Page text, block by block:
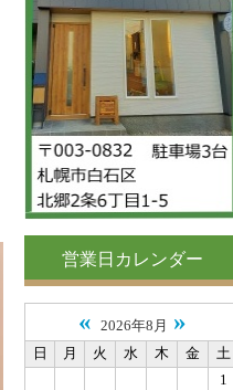
営業日カレンダー
« 2026年8月 »
日 月 火 水 木 金
土
1